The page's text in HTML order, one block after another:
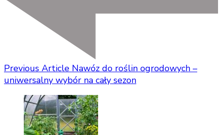
Previous Article Nawóz do roślin ogrodowych –
uniwersalny wybór na cały sezon